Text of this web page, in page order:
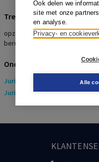
Ook delen we
site met onze
en analyse.
Privacy- en
Alle
Trefwoorden
opzegging, einde van
berusting
Onderwerpen
Juridisch
> Arbeidsrecht
Juridisch> Sociaal